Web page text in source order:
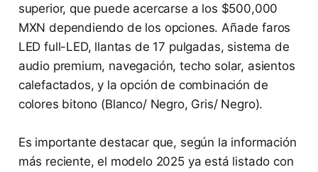
superior, que puede acercarse a los $500,000
MXN dependiendo de los opciones. Añade faros
LED full-LED, llantas de 17 pulgadas, sistema de
audio premium, navegación, techo solar, asientos
calefactados, y la opción de combinación de
colores bitono (Blanco/ Negro, Gris/ Negro).
Es importante destacar que, según la información
más reciente, el modelo 2025 ya está listado con